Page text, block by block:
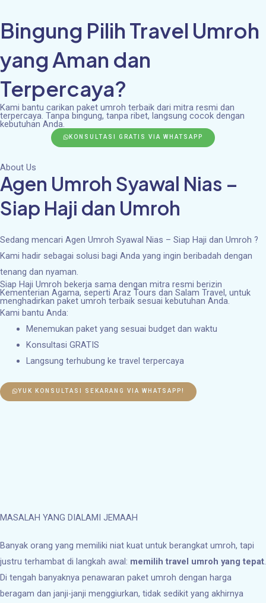
to
content
Bingung Pilih Travel Umroh
yang Aman dan
Terpercaya?
Kami bantu carikan paket umroh terbaik dari mitra resmi dan
terpercaya. Tanpa bingung, tanpa ribet, langsung cocok dengan
kebutuhan Anda.
KONSULTASI GRATIS VIA WHATSAPP
About Us
Agen Umroh Syawal Nias –
Siap Haji dan Umroh
Sedang mencari Agen Umroh Syawal Nias – Siap Haji dan Umroh ?
Kami hadir sebagai solusi bagi Anda yang ingin beribadah dengan
tenang dan nyaman.
Siap Haji Umroh bekerja sama dengan mitra resmi berizin
Kementerian Agama, seperti Araz Tours dan Salam Travel, untuk
menghadirkan paket umroh terbaik sesuai kebutuhan Anda.
Kami bantu Anda:
Menemukan paket yang sesuai budget dan waktu
Konsultasi GRATIS
Langsung terhubung ke travel terpercaya
YUK KONSULTASI SEKARANG VIA WHATSAPP!
MASALAH YANG DIALAMI JEMAAH
Banyak orang yang memiliki niat kuat untuk berangkat umroh, tapi
justru terhambat di langkah awal: memilih travel umroh yang tepat.
Di tengah banyaknya penawaran paket umroh dengan harga
beragam dan janji-janji menggiurkan, tidak sedikit yang akhirnya